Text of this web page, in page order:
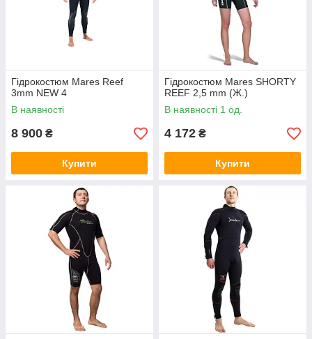
Гідрокостюм Mares Reef
3mm NEW 4
В наявності
8 900 ₴
Купити
Гідрокостюм Mares SHORTY
REEF 2,5 mm (Ж.)
В наявності 1 од.
4 172 ₴
Купити